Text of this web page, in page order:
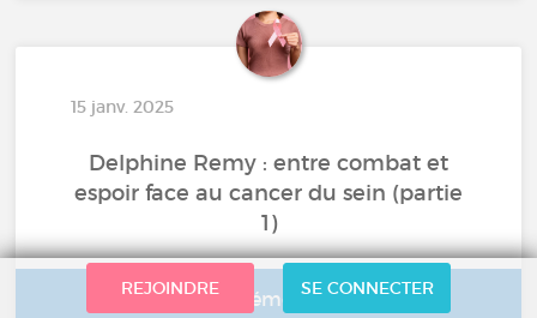
15 janv. 2025
Delphine Remy : entre combat et
espoir face au cancer du sein (partie
1)
Voir le témoignage
REJOINDRE SE CONNECTER